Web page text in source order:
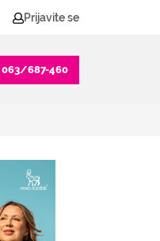
Prijavite se
063/687-460